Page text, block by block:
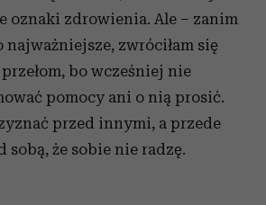
oznaki zdrowienia. Ale – zanim
najważniejsze, zwróciłam się
bo wcześniej nie
pomocy ani o nią prosić.
przed innymi, a przede
że sobie nie radzę.